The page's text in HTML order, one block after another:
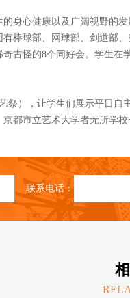
身心健康以及广阔视野的
棒球部、网球部、剑道部
古怪的8个同好会。学生在
祭），让学生们展示平日自
都市立艺术大学者无所学校
联系电话：